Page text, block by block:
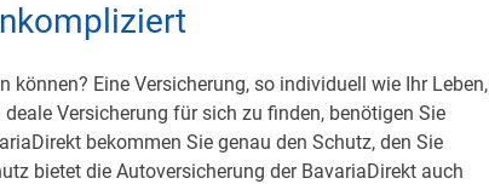
Eine Versicherung, so individuell wie Ihr Leben,
Versicherung für sich zu finden, benötigen Sie
bekommen Sie genau den Schutz, den Sie
bietet die Autoversicherung der BavariaDirekt auch